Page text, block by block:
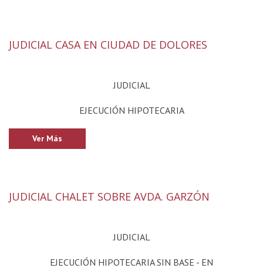
JUDICIAL CASA EN CIUDAD DE DOLORES
JUDICIAL
EJECUCIÓN HIPOTECARIA
Ver Más
JUDICIAL CHALET SOBRE AVDA. GARZÓN
JUDICIAL
EJECUCIÓN HIPOTECARIA SIN BASE - EN